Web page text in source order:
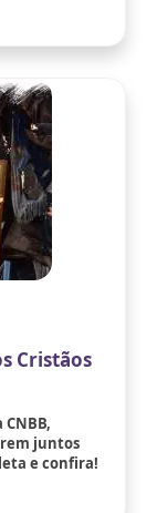
Cristãos
juntos
e confira!